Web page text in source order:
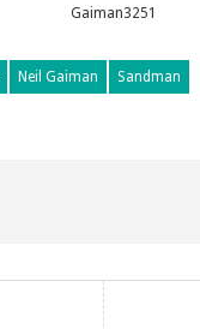
Neil Gaiman Sandman